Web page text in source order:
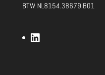
BTW. NL8154.38679.B01
LinkedIn